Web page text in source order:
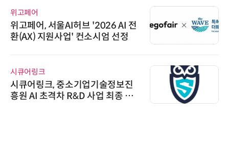
위고페어
위고페어, 서울AI허브 '2026 AI 전
환(AX) 지원사업' 컨소시엄 선정
시큐어링크
시큐어링크, 중소기업기술정보진
흥원 AI 초격차 R&D 사업 최종 선